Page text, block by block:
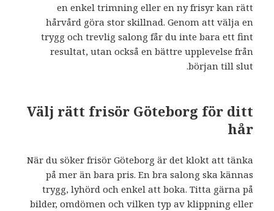
en enkel trimning eller en ny frisyr kan rätt
hårvård göra stor skillnad. Genom att välja en
trygg och trevlig salong får du inte bara ett fint
resultat, utan också en bättre upplevelse från
början till slut.
Välj rätt frisör Göteborg för ditt
hår
När du söker frisör Göteborg är det klokt att tänka
på mer än bara pris. En bra salong ska kännas
trygg, lyhörd och enkel att boka. Titta gärna på
bilder, omdömen och vilken typ av klippning eller